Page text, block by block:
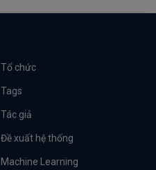
Tổ chức
Tags
Tác giả
Đề xuất hệ thống
Machine Learning